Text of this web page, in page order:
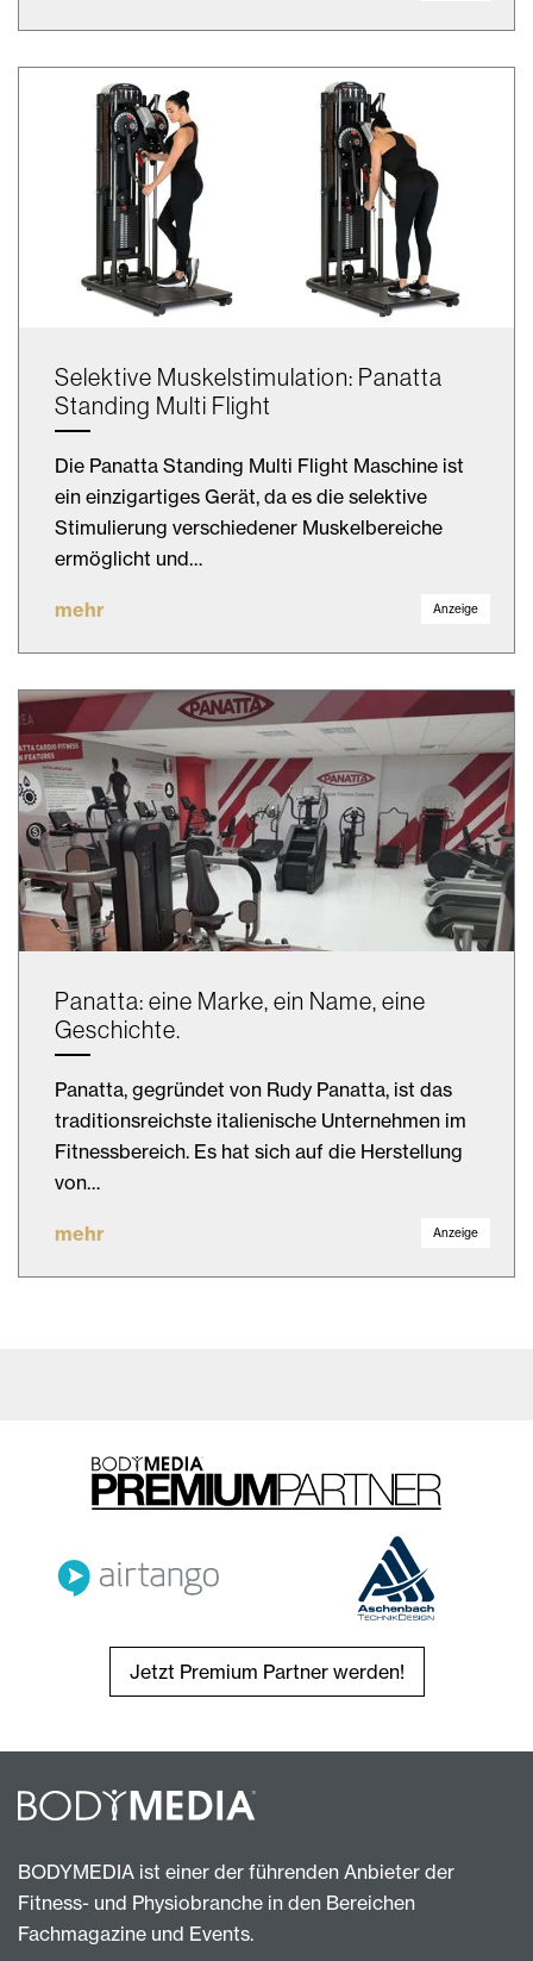
Selektive Muskelstimulation: Panatta
Standing Multi Flight
Die Panatta Standing Multi Flight Maschine ist
ein einzigartiges Gerät, da es die selektive
Stimulierung verschiedener Muskelbereiche
ermöglicht und…
mehr Anzeige
Panatta: eine Marke, ein Name, eine
Geschichte.
Panatta, gegründet von Rudy Panatta, ist das
traditionsreichste italienische Unternehmen im
Fitnessbereich. Es hat sich auf die Herstellung
von…
mehr Anzeige
Jetzt Premium Partner werden!
BODYMEDIA ist einer der führenden Anbieter der
Fitness- und Physiobranche in den Bereichen
Fachmagazine und Events.